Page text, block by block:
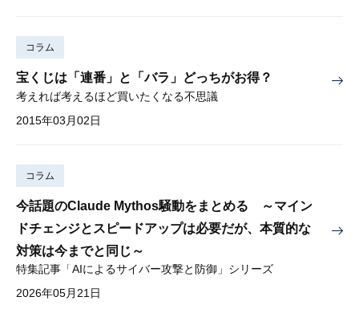
コラム
宝くじは「連番」と「バラ」どっちがお得？
考えれば考えるほど買いたくなる不思議
2015年03月02日
コラム
今話題のClaude Mythos騒動をまとめる ～マイン
ドチェンジとスピードアップは必要だが、本質的な
対策は今までと同じ～
特集記事「AIによるサイバー攻撃と防御」シリーズ
2026年05月21日